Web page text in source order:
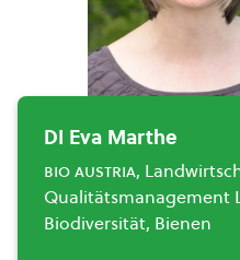
DI Eva Marthe
bio austria,
Qualitätsmanagement
Biodiversität, Bienen